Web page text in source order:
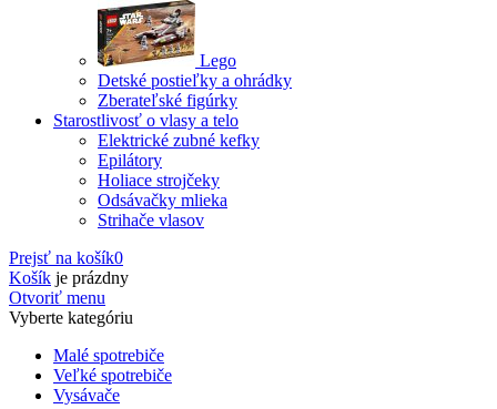
Lego
Detské postieľky a ohrádky
Zberateľské figúrky
Starostlivosť o vlasy a telo
Elektrické zubné kefky
Epilátory
Holiace strojčeky
Odsávačky mlieka
Strihače vlasov
Prejsť na košík0
Košík je prázdny
Otvoriť menu
Vyberte kategóriu
Malé spotrebiče
Veľké spotrebiče
Vysávače